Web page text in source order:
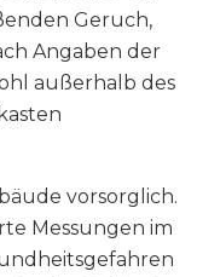
Geruch,
Angaben der
außerhalb des
vorsorglich.
Messungen im